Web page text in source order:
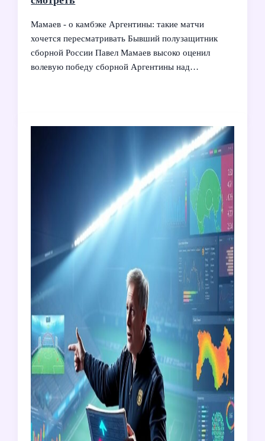
Мамаев - о камбэке Аргентины: такие матчи
хочется пересматривать Бывший полузащитник
сборной России Павел Мамаев высоко оценил
волевую победу сборной Аргентины над…